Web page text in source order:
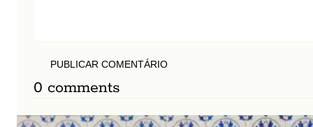
PUBLICAR COMENTÁRIO
0 comments